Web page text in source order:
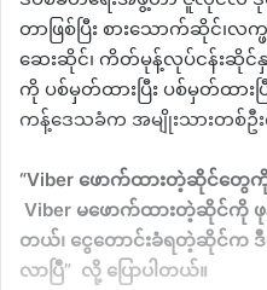
တာဖြစ်ပြီး စားသောက်ဆိုင်၊လ
ဆေးဆိုင်၊ ကိတ်မုန့်လုပ်ငန်းဆိုင်
ကို ပစ်မှတ်ထားပြီး ပစ်မှတ်ထား
ကန့်ဒေသခံက အမျိုးသားတစ်ဦး
“Viber ဖောက်ထားတဲ့ဆိုင်တွေကို
Viber မဖောက်ထားတဲ့ဆိုင်ကို ဖုန်
တယ်၊ ငွေတောင်းခံရတဲ့ဆိုင်က
လာပြီ” လို့ ပြောပါတယ်။